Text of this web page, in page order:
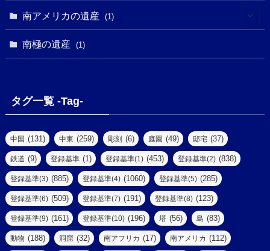
(5)
(39)
(290)
(7)
(62)
(14)
(61)
(9)
(2)
(2)
(8)
(4)
(8)
(2)
(7)
(2)
(47)
(1)
(18)
(2)
(1)
(1)
(2)
(2)
(3)
(1)
(1)
南アメリカの遺産 (1)
南極の遺産 (1)
タグ一覧 -Tag-
中国 (131) 中東 (259) 彫刻 (6) 庭園 (49) 邸宅 (37)
鉄道 (9) 登録基準 (1) 登録基準(1) (453) 登録基準(2) (838)
登録基準(3) (885) 登録基準(4) (1060) 登録基準(5) (285)
登録基準(6) (509) 登録基準(7) (191) 登録基準(8) (123)
登録基準(9) (161) 登録基準(10) (196) 塔 (56) 島 (83)
動物 (188) 洞窟 (32) 南アフリカ (17) 南アメリカ (112)